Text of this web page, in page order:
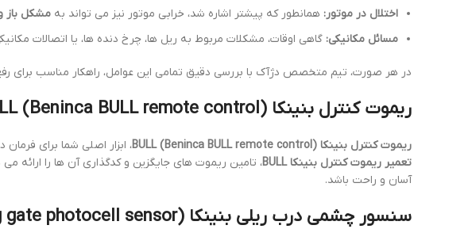
اختلال در موتور: همانطور که پیشتر اشاره شد، خرابی موتور نیز می تواند به مشکل باز
مسائل مکانیکی: گاهی اوقات، مشکلات مربوط به ریل ها، چرخ دنده ها، یا اتصالات
در هر صورت، تیم متخصص دژآک با بررسی دقیق تمامی این عوامل، راهکار مناسب برای
ریموت کنترل بنینکا BULL (Beninca BULL remote control): ارتباطی حیاتی
ریموت کنترل بنینکا BULL (Beninca BULL remote control)
، ابزار اصلی شما برای
تعمیر ریموت کنترل بنینکا BULL
، تامین ریموت های جایگزین و کدگذاری آن ها را ارائه
آسان و راحت باشد.
سنسور چشمی درب ریلی بنینکا (Beninca sliding gate photocell sensor): ایمنی در اولویت